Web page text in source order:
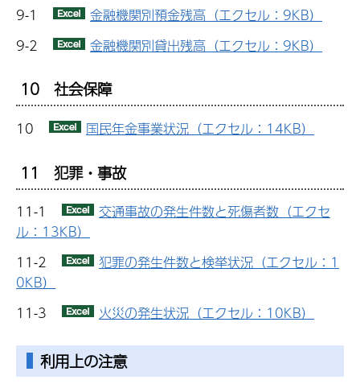
9-1
金融機関別預金残高（エクセル：9KB）
9-2
金融機関別貸出残高（エクセル：9KB）
10 社会保障
10 国民年金事業状況（エクセル：14KB）
11 犯罪・事故
11-1
交通事故の発生件数と死傷者数（エクセ
ル：13KB）
11-2
犯罪の発生件数と検挙状況（エクセル：1
0KB）
11-3
火災の発生状況（エクセル：10KB）
利用上の注意